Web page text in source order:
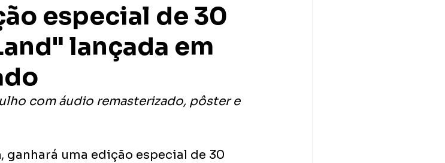
especial de 30
lançada em
com áudio remasterizado, pôster e
, ganhará uma edição especial de 30